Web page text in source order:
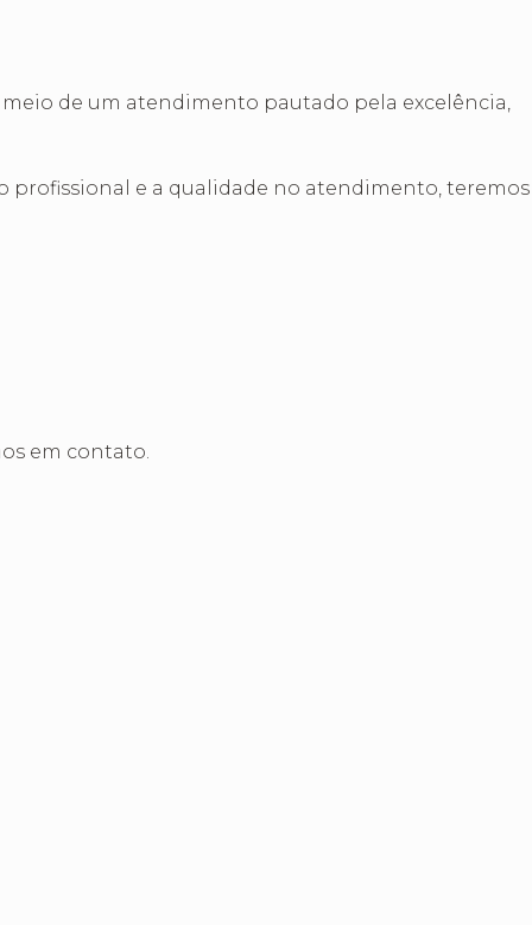
de um atendimento pautado pela excelência,
profissional e a qualidade no atendimento, teremos
em contato.